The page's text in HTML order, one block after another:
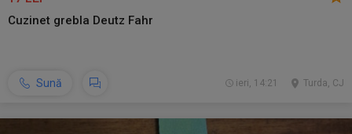
Cuzinet grebla Deutz Fahr
Sună Turda, CJ
ieri, 14:21